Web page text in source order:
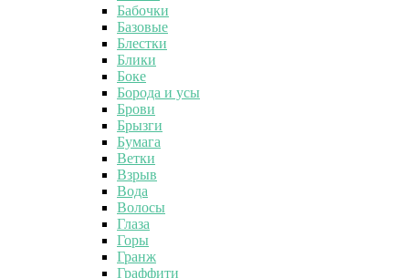
Бабочки
Базовые
Блестки
Блики
Боке
Борода и усы
Брови
Брызги
Бумага
Ветки
Взрыв
Вода
Волосы
Глаза
Горы
Гранж
Граффити